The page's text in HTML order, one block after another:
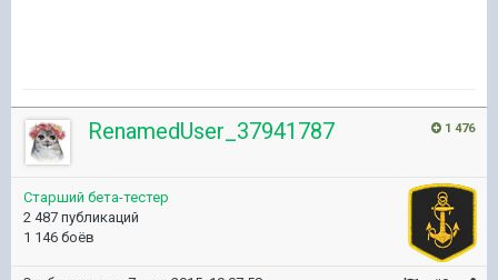
1 476
RenamedUser_37941787
Старший бета-тестер
2 487 публикаций
1 146 боёв